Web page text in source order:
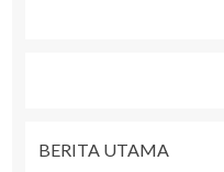
BERITA UTAMA